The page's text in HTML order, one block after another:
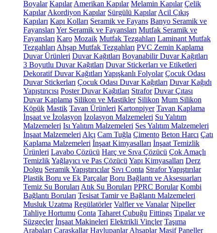
Boyalar Kapılar Amerikan Kapılar Melamin Kapılar Çelik
Kapılar Akordiyon Kapılar Sürgülü Kapılar Acil Çıkış
Kapıları Kapı Kolları Seramik ve Fayans Banyo Seramik ve
Fayansları Yer Seramik ve Fayansları Mutfak Seramik ve
Fayansları Karo Mozaik Mutfak Tezgahları Laminant Mutfak
Tezgahları Ahşap Mutfak Tezgahları PVC Zemin Kaplama
Duvar Ürünleri Duvar Kağıtları Boyanabilir Duvar Kağıtları
3 Boyutlu Duvar Kağıtları Duvar Stickerları ve Etiketleri
Dekoratif Duvar Kağıtları Yapışkanlı Folyolar Çocuk Odası
Duvar Stickerları Çocuk Odası Duvar Kağıtları Duvar Kağıdı
Yapıştırıcısı Poster Duvar Kağıtları Strafor Duvar Çıtası
Duvar Kaplama Silikon ve Mastikler Silikon Mum Silikon
Köpük Mastik Tavan Ürünleri Kartonpiyer Tavan Kaplama
İnşaat ve İzolasyon İzolasyon Malzemeleri Su Yalıtım
Malzemeleri Isı Yalıtım Malzemeleri Ses Yalıtım Malzemeleri
İnşaat Malzemeleri Alçı Cam Tuğla Çimento Beton Harcı Çatı
Kaplama Malzemeleri İnşaat Kimyasalları İnşaat Temizlik
Ürünleri Lavabo Çözücü Harç ve Sıva Çözücü Çok Amaçlı
TemizlikYağlayıcı ve Pas Çözücü Yapı Kimyasalları Derz
Dolgu Seramik Yapıştırıcılar Sıvı Conta Strafor Yapıştırılar
Plastik Boru ve Ek Parçalar Boru Bağlantı ve Aksesuarları
Temiz Su Boruları Atık Su Boruları PPRC Borular Kombi
Bağlantı Boruları Tesisat Tamir ve Bağlantı Malzemeleri
Musluk Uzatma Regülatörler Valfler ve Vanalar Nipeller
Tahliye Hortumu Conta Taharet Çubuğu Fittings Tıpalar ve
Süzgeçler İnşaat Makineleri Elektrikli Vinçler Taşıma
Arabaları Caraskallar Havlupanlar Ahşaplar Masif Paneller